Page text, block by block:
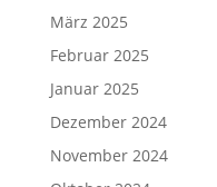
März 2025
Februar 2025
Januar 2025
Dezember 2024
November 2024